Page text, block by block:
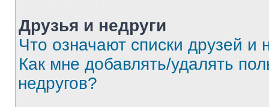
Друзья и недруги
Что означают списки друзей и
Как мне добавлять/удалять
недругов?